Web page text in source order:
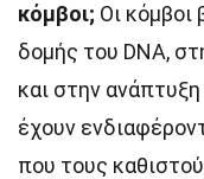
κόμβοι; Οι κόμβοι
δομής του DNA,
και στην
έχουν
που τους